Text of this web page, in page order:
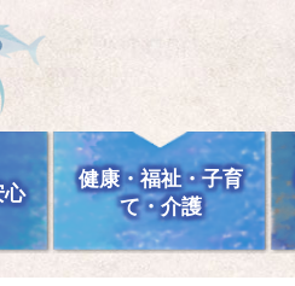
心
健康・福祉・子育
て・介護